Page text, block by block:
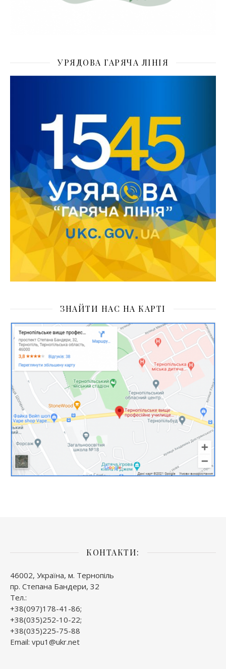
УРЯДОВА ГАРЯЧА ЛІНІЯ
ЗНАЙТИ НАС НА КАРТІ
КОНТАКТИ:
46002, Україна, м. Тернопіль
пр. Степана Бандери, 32
Тел.:
+38(097)178-41-86;
+38(035)252-10-22;
+38(035)225-75-88
Email: vpu1@ukr.net